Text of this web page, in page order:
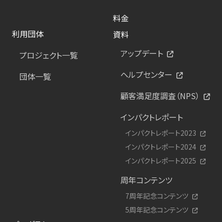
料金
利用団体
プロジェクト一覧
団体一覧
資料
アップデート
ヘルプセンター
顧客満足度調査（NPS）
インパクトレポート
インパクトレポート2023
インパクトレポート2024
インパクトレポート2025
周年コンテンツ
7周年記念コンテンツ
5周年記念コンテンツ